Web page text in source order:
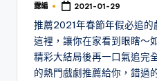
Posted
露編 2021-01-29
推薦2021年春節年假必追
這裡，讓你在家看到眼瞎～
精彩大結局後再一口氣追完
的熱門戲劇推薦給你，錯過